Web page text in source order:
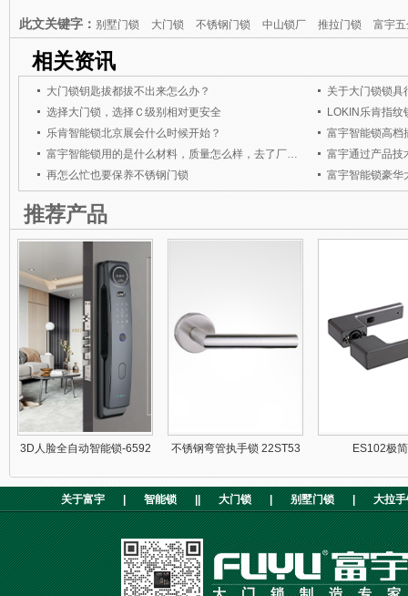
此文关键字： 别墅门锁 大门锁 不锈钢门锁 中山锁厂 推拉门锁 富宇
相关资讯
大门锁钥匙拔都拔不出来怎么办？
关于大门锁锁具
选择大门锁，选择Ｃ级别相对更安全
LOKIN乐肯指
乐肯智能锁北京展会什么时候开始？
富宇智能锁高档
富宇智能锁用的是什么材料，质量怎么样，去了厂参观就选择了与富宇智能锁合作了。
富宇通过产品技
再怎么忙也要保养不锈钢门锁
富宇智能锁豪华
推荐产品
3D人脸全自动智能锁-6592 不锈钢弯管执手锁 22ST53 ES102极
关于富宇 | 智能锁 || 大门锁 | 别墅门锁 | 大拉